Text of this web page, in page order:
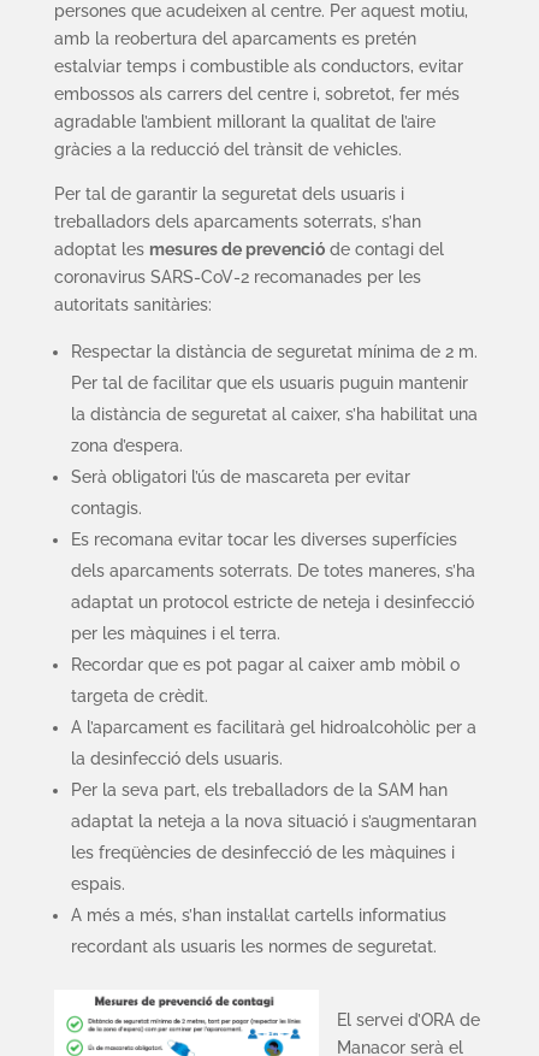
persones que acudeixen al centre. Per aquest motiu,
amb la reobertura del aparcaments es pretén
estalviar temps i combustible als conductors, evitar
embossos als carrers del centre i, sobretot, fer més
agradable l’ambient millorant la qualitat de l’aire
gràcies a la reducció del trànsit de vehicles.
Per tal de garantir la seguretat dels usuaris i
treballadors dels aparcaments soterrats, s’han
adoptat les mesures de prevencióde contagi del
coronavirus SARS-CoV-2 recomanades per les
autoritats sanitàries:
Respectar la distància de seguretat mínima de 2 m.
Per tal de facilitar que els usuaris puguin mantenir
la distància de seguretat al caixer, s’ha habilitat una
zona d’espera.
Serà obligatori l’ús de mascareta per evitar
contagis.
Es recomana evitar tocar les diverses superfícies
dels aparcaments soterrats. De totes maneres, s’ha
adaptat un protocol estricte de neteja i desinfecció
per les màquines i el terra.
Recordar que es pot pagar al caixer amb mòbil o
targeta de crèdit.
A l’aparcament es facilitarà gel hidroalcohòlic per a
la desinfecció dels usuaris.
Per la seva part, els treballadors de la SAM han
adaptat la neteja a la nova situació i s’augmentaran
les freqüències de desinfecció de les màquines i
espais.
A més a més, s’han instal·lat cartells informatius
recordant als usuaris les normes de seguretat.
El servei d’ORA de
Manacor serà el